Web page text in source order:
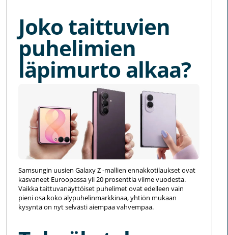
Joko taittuvien
puhelimien
läpimurto alkaa?
Samsungin uusien Galaxy Z -mallien ennakkotilaukset ovat
kasvaneet Euroopassa yli 20 prosenttia viime vuodesta.
Vaikka taittuvanäyttöiset puhelimet ovat edelleen vain
pieni osa koko älypuhelinmarkkinaa, yhtiön mukaan
kysyntä on nyt selvästi aiempaa vahvempaa.